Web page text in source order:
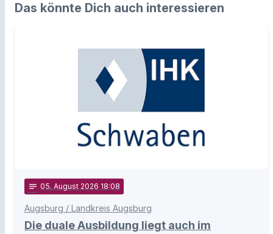
Das könnte Dich auch interessieren
notes 05. August 2026 18:08
Augsburg / Landkreis Augsburg
Die duale Ausbildung liegt auch im